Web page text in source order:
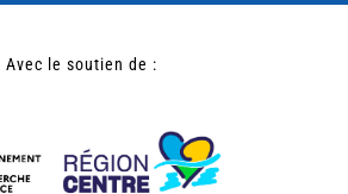
Avec le soutien de :